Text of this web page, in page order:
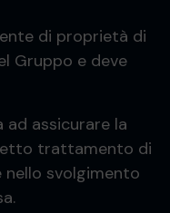
di proprietà di
Gruppo e deve
ad assicurare la
trattamento di
svolgimento